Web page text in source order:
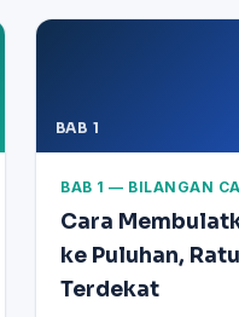
BAB 1
BAB 1 — BILANGAN
Cara
ke Puluhan,
Terdekat